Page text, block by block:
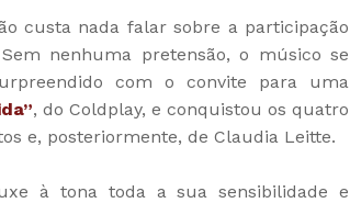
custa nada falar sobre a participação
nenhuma pretensão, o músico se
com o convite para uma
, do Coldplay, e conquistou os quatro
e, posteriormente, de Claudia Leitte.
à tona toda a sua sensibilidade e